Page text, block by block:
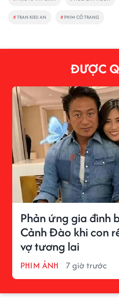
#TRAN KIEU AN # PHIM CỔ TRANG
ĐƯỢC
Phản ứng gia đình
Cảnh Đào khi con
vợ tương lai
PHIM ẢNH 7 giờ trước